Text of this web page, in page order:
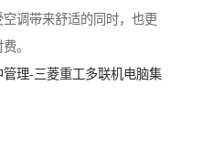
调带来舒适的同时，也更
。
理-三菱重工多联机电脑集